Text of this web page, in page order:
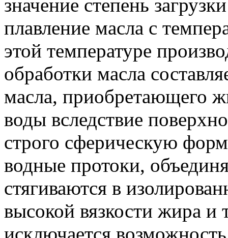
значение степень
плавление масла с
этой температуре
обработки масла
масла, приобретающего
воды вследствие
строго сферическую
водные протоки,
стягиваются в
высокой вязкости жира и
исключается